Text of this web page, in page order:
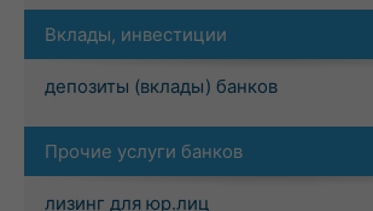
Вклады, инвестиции
депозиты (вклады) банков
Прочие услуги банков
лизинг для юр.лиц